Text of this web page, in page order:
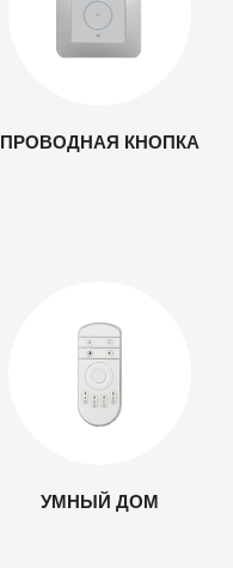
ПРОВОДНАЯ КНОПКА
УМНЫЙ ДОМ